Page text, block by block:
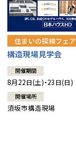
住まいの探検フェア
構造現場見学会
開催期間
8月22日(土)・23日(日)
開催場所
須坂市構造現場